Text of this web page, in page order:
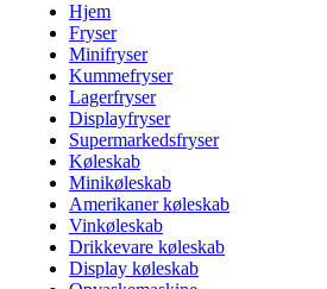
Hjem
Fryser
Minifryser
Kummefryser
Lagerfryser
Displayfryser
Supermarkedsfryser
Køleskab
Minikøleskab
Amerikaner køleskab
Vinkøleskab
Drikkevare køleskab
Display køleskab